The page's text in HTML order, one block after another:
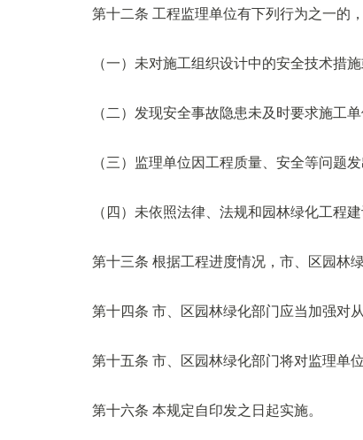
第十二条 工程监理单位有下列行为之一的
（一）未对施工组织设计中的安全技术措
（二）发现安全事故隐患未及时要求施工
（三）监理单位因工程质量、安全等问题
（四）未依照法律、法规和园林绿化工程
第十三条 根据工程进度情况，市、区园林
第十四条 市、区园林绿化部门应当加强对
第十五条 市、区园林绿化部门将对监理单
第十六条 本规定自印发之日起实施。